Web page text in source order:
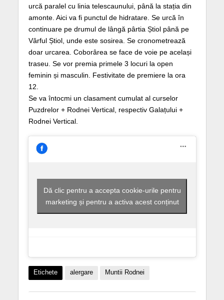
urcă paralel cu linia telescaunului, până la stația din
amonte. Aici va fi punctul de hidratare. Se urcă în
continuare pe drumul de lângă pârtia Știol până pe
Vârful Știol, unde este sosirea. Se cronometrează
doar urcarea. Coborârea se face de voie pe același
traseu. Se vor premia primele 3 locuri la open
feminin și masculin. Festivitate de premiere la ora
12.
Se va întocmi un clasament cumulat al curselor
Puzdrelor + Rodnei Vertical, respectiv Galațului +
Rodnei Vertical.
Dă clic pentru a accepta cookie-urile pentru
marketing și pentru a activa acest conținut
Etichete alergare Muntii Rodnei